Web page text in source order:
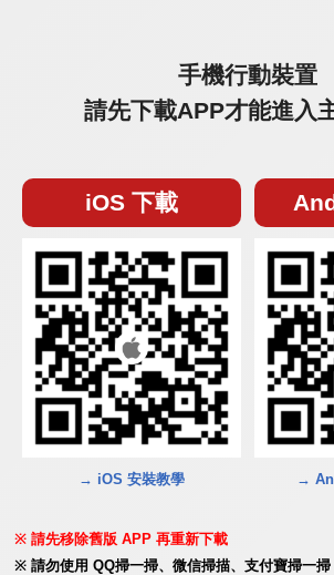
手機行動裝置
請先下載APP才能進入
iOS 下載
→ iOS 安裝教學 →
請先移除舊版 APP 再重新下載
請勿使用 QQ掃一掃、微信掃描、支付寶掃一掃